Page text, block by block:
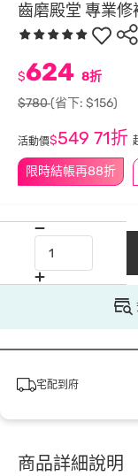
齒磨殿堂 專業
限時結帳再88折
$624 8折
$780(省下: $156)
活動價$549 71折
宅配到府
商品詳細說明